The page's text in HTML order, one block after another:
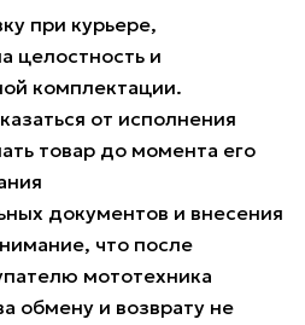
при курьере,
целостность и
комплектации.
от исполнения
товар до момента его
документов и внесения
что после
мототехника
обмену и возврату не